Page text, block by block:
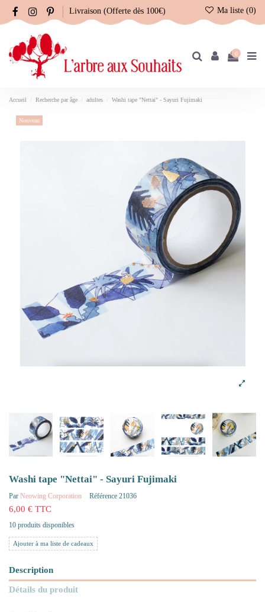
Livraison (Offerte dès 100€) Ma liste (0)
0
Accueil Recherche par âge adultes Washi tape "Nettai" - Sayuri Fujimaki
Nouveau
Washi tape "Nettai" - Sayuri Fujimaki
Par Neowing Corporation Référence 21036
6,00 € TTC
10 produits disponibles
Ajouter à ma liste de cadeaux
Description
Détails du produit